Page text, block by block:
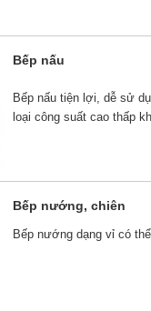
Bếp nấu
Bếp nấu tiện lợi, dễ sử
loại công suất cao thấp
Bếp nướng, chiên
Bếp nướng dạng vỉ có